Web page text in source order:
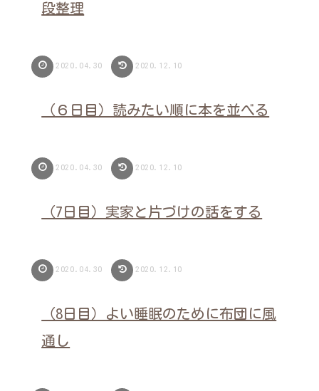
段整理
2020.04.30 2020.12.10
（６日目）読みたい順に本を並べる
2020.04.30 2020.12.10
（7日目）実家と片づけの話をする
2020.04.30 2020.12.10
（8日目）よい睡眠のために布団に風
通し